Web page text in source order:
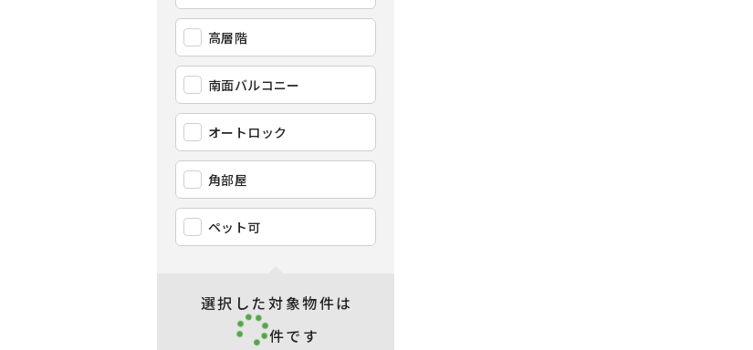
高層階
南面バルコニー
オートロック
角部屋
ペット可
選択した対象物件は
件です